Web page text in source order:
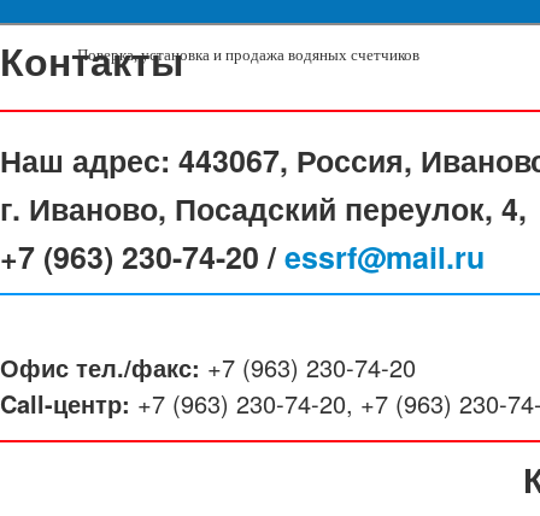
Поверка, установка и продажа водяных счетчиков
Контакты
Наш адрес: 443067, Россия,
г. Иваново, Посадский переулок, 4,
+7 (963) 230-74-20 /essrf@mail.ru
Офис тел./факс: +7 (963) 230-74-20
Call-центр: +7 (963) 230-74-20, +7 (963) 230-